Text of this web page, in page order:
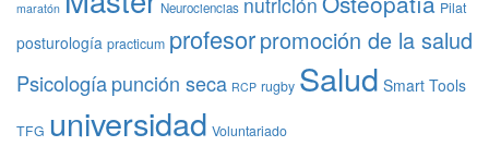
maratón Neurociencias Pilat
posturología practicum profesorpromoción de la salud
Psicologíapunción seca RCP rugby Salud Smart Tools
TFG universidad Voluntariado